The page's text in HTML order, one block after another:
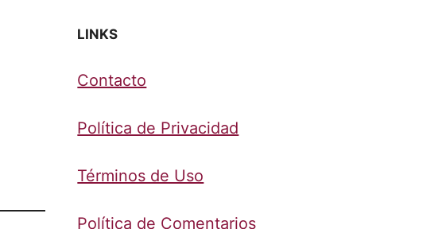
LINKS
Contacto
Política de Privacidad
Términos de Uso
Política de Comentarios